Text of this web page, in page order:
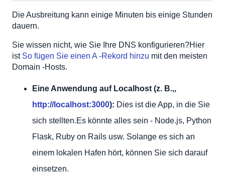
Die Ausbreitung kann einige Minuten bis einige Stunden
dauern.
Sie wissen nicht, wie Sie Ihre DNS konfigurieren?Hier
istSo fügen Sie einen A -Rekord hinzu mit den meisten
Domain -Hosts.
Eine Anwendung auf Localhost (z. B.,,
http://localhost:3000): Dies ist die App, in die Sie
sich stellten.Es könnte alles sein - Node.js, Python
Flask, Ruby on Rails usw. Solange es sich an
einem lokalen Hafen hört, können Sie sich darauf
einsetzen.